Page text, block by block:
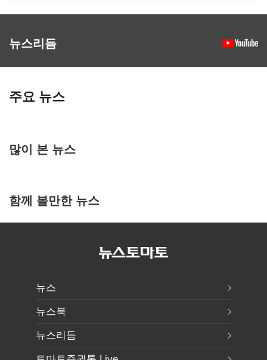
뉴스리듬
주요 뉴스
많이 본 뉴스
함께 볼만한 뉴스
뉴스
뉴스북
뉴스리듬